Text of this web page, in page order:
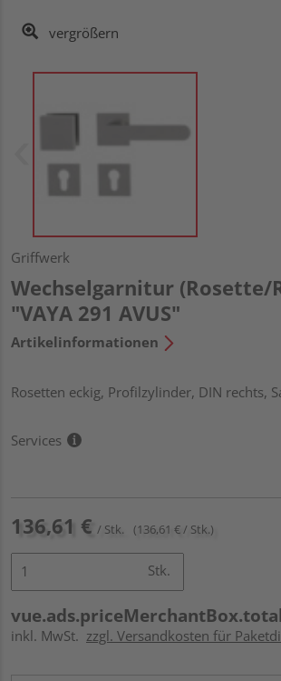
vergrößern
Griffwerk
Wechselgarnitur (Rosette/
"VAYA 291 AVUS"
Artikelinformationen
Rosetten eckig, Profilzylinder, DIN rechts,
Services
136,61 € / Stk. (136,61 € / Stk.)
Stk.
vue.ads.priceMerchantBox.total
inkl. MwSt. zzgl. Versandkosten für